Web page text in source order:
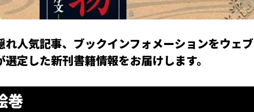
れ人気記事、ブックインフォメーションをウェブ
定した新刊書籍情報をお届けします。
巻